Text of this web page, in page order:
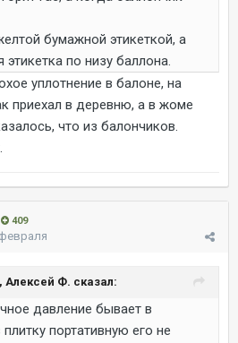
бумажной этикеткой, а
этикетка по низу баллона.
уплотнение в балоне, на
приехал в деревню, а в жоме
что из балончиков.
409
Алексей Ф. сказал:
давление бывает в
портативную его не